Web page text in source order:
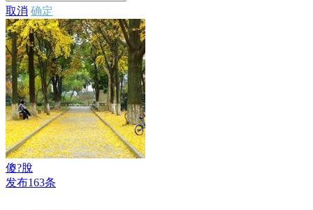
取消 确定
傻?脫
发布163条